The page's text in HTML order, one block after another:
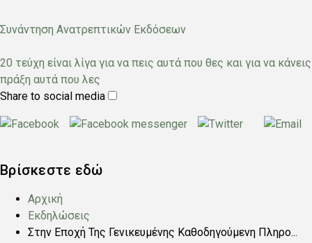
Συνάντηση Ανατρεπτικών Εκδόσεων
20 τεύχη είναι λίγα για να πεις αυτά που θες και για να κάνεις
πράξη αυτά που λες
Share to social media
Βρίσκεστε εδώ
Αρχική
Εκδηλώσεις
Στην Εποχή Της Γενικευμένης Καθοδηγούμενη Πληρο...